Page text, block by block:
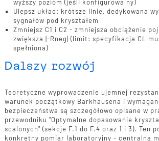
wyższy poziom (jeśli konfigurowalny)
Ulepsz układ: krótsze linie, dedykowana
sygnałów pod kryształem
Zmniejsz C1 i C2 - zmniejsza obciążenie
zwiększa |-Rneg| (limit: specyfikacja CL
spełniona)
Dalszy rozwój
Teoretyczne wyprowadzenie ujemnej
warunek początkowy Barkhausena i
bezpieczeństwa są szczegółowo opisane w
przewodniku "Optymalne dopasowanie
scalonych" (sekcje F.1 do F.4 oraz 1 i 3). Ten
konkretny pomiar laboratoryjny - centralną